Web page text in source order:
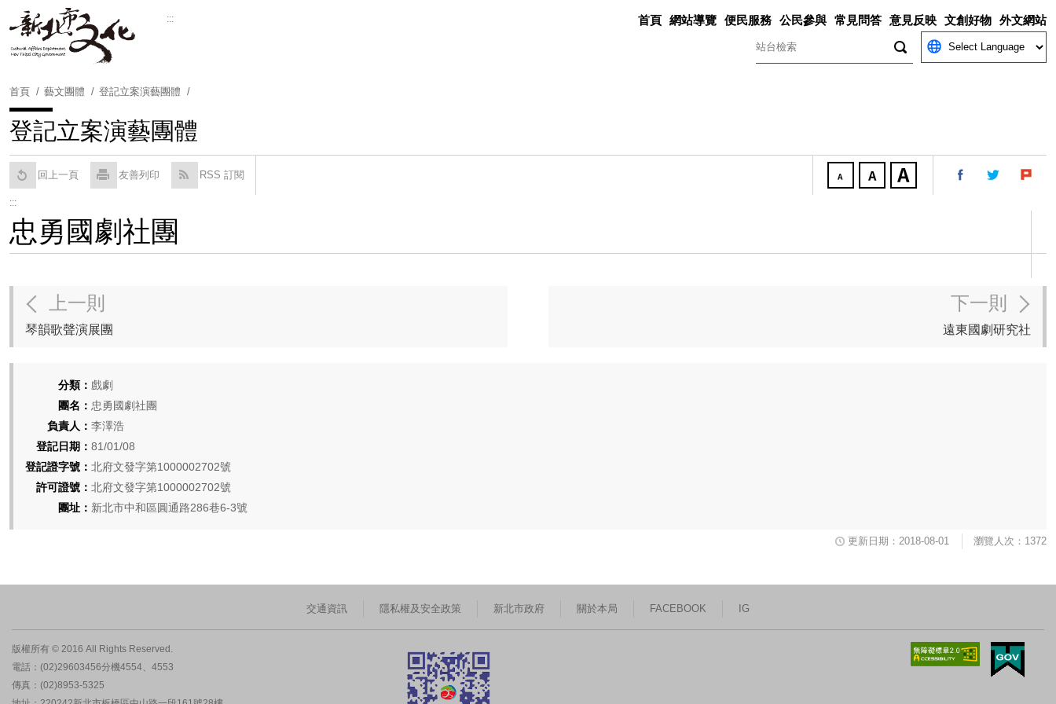
::: 首頁 網站導覽 便民服務 公民參與 常見問答 意見反映 文創好物 外文網站
首頁 藝文團體 登記立案演藝團體
登記立案演藝團體
回上一頁 友善列印 RSS 訂閱
:::
忠勇國劇社團
上一則
琴韻歌聲演展團
下一則
遠東國劇研究社
分類： 戲劇
團名： 忠勇國劇社團
負責人： 李澤浩
登記日期： 81/01/08
登記證字號： 北府文發字第1000002702號
許可證號： 北府文發字第1000002702號
團址： 新北市中和區圓通路286巷6-3號
更新日期：2018-08-01 瀏覽人次：1372
交通資訊 隱私權及安全政策 新北市政府 關於本局 FACEBOOK IG
版權所有 © 2016 All Rights Reserved.
電話：(02)29603456分機4554、4553
傳真：(02)8953-5325